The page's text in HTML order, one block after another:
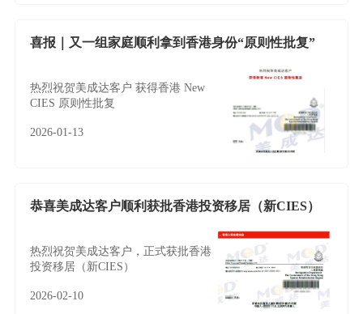
喜报｜又一组家庭顺利拿到香港身份“原则性批复”
热烈祝贺美成达客户 获得香港 New
CIES 原则性批复
2026-01-13
恭喜美成达客户顺利获批香港投资移居（新CIES）
热烈祝贺美成达客户，正式获批香港
投资移居（新CIES）
2026-02-10